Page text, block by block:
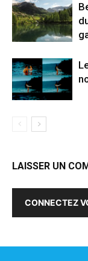
LAISSER UN
CONNECTEZ